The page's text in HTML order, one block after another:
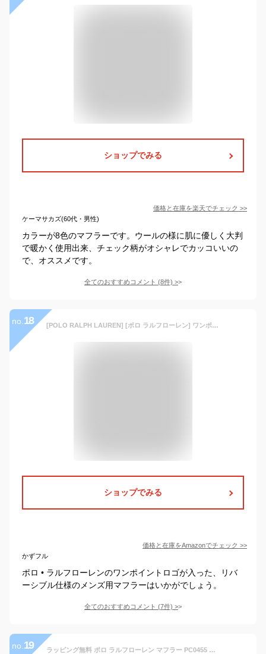
ショップでみる
価格と在庫を楽天でチェック >>
ケーマサカズ(60代・男性)
カラーが8色のマフラーです。ウールの様に肌に優しく大判
で暖かく使用出来、チェック柄がオシャレでカッコいいの
で、オススメです。
全てのおすすめコメント (8件) >
no. 18 [POLO RALPH LAUREN] [ポロ ラルフローレン] ワンポイント リバーシブル マフラー PC0455 メンズ レディース マフラー ポロブラック×グレー フリー [並行輸入品]
ショップでみる
価格と在庫をAmazonでチェック >>
かずフル
ポロ • ラルフローレンのワンポイントロゴが入った、リバ
ーシブル仕様のメンズ用マフラーはいかがでしょう。
全てのおすすめコメント (7件) >
no. 19 ラッピング無料 ポロ ラルフローレン マフラー PC0455 リバーシブル ポニー刺繍 ウール ポニー マフラー リバース 男女兼用 POLO RALPH LAUREN ag-878900